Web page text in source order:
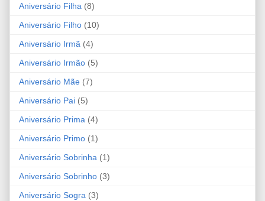
Aniversário Filha (8)
Aniversário Filho (10)
Aniversário Irmã (4)
Aniversário Irmão (5)
Aniversário Mãe (7)
Aniversário Pai (5)
Aniversário Prima (4)
Aniversário Primo (1)
Aniversário Sobrinha (1)
Aniversário Sobrinho (3)
Aniversário Sogra (3)